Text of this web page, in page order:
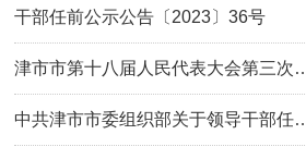
干部任前公示公告〔2023〕36号
津市市第十八届人民代表大会第三次
中共津市市委组织部关于领导干部任